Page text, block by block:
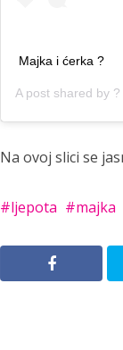
Majka i ćerka ?
A post shared by
Na ovoj slici se
ljepota majka